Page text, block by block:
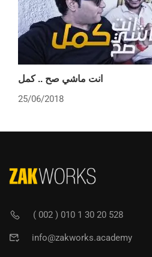
انت ماشي صح .. كمل
25/06/2018
( 002 ) 010 1 30 20 528
info@zakworks.academy